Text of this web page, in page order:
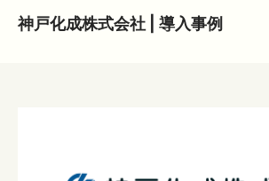
神戸化成株式会社 | 導入事例